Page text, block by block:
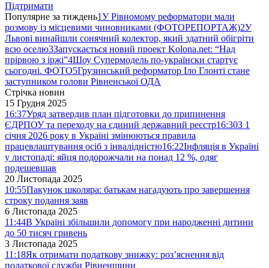
Підтримати
Популярне за тиждень1У Рівномому реформатори мали
розмову із місцевими чиновниками (ФОТОРЕПОРТАЖ)2У
Львові винайшли сонячний колектор, який здатний обігріти
всю оселю3Запускається новий проект Kolona.net: “Над
прірвою з іржі”4Шоу Супермодель по-українски стартує
сьогодні. ФОТО5Грузинський реформатор Іло Глонті стане
заступником голови Рівненської ОДА
Стрічка новин
15 Грудня 2025
16:37Уряд затвердив план підготовки до припинення
ЄДРПОУ та переходу на єдиний державний реєстр16:30З 1
січня 2026 року в Україні змінюються правила
працевлаштування осіб з інвалідністю16:22Інфляція в Україні
у листопаді: яйця подорожчали на понад 12 %, одяг
подешевшав
20 Листопада 2025
10:55Пакунок школяра: батькам нагадують про завершення
строку подання заяв
6 Листопада 2025
11:44В Україні збільшили допомогу при народженні дитини
до 50 тисяч гривень
3 Листопада 2025
11:18Як отримати податкову знижку: роз’яснення від
податкової служби Рівненщини